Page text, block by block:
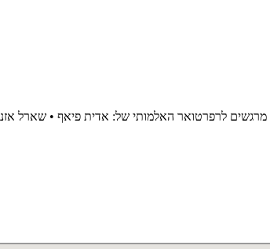
לרפרטואר האלמותי של: אדית פיאף • שארל